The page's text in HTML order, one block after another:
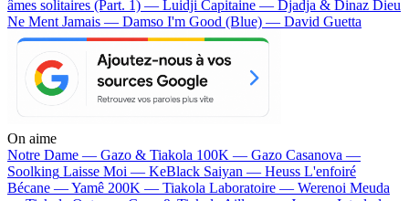
âmes solitaires (Part. 1) — Luidji Capitaine — Djadja & Dinaz Dieu
Ne Ment Jamais — Damso I'm Good (Blue) — David Guetta
On aime
Notre Dame — Gazo & Tiakola 100K — Gazo Casanova —
Soolking Laisse Moi — KeBlack Saiyan — Heuss L'enfoiré
Bécane —Yamê 200K — Tiakola Laboratoire — Werenoi Meuda